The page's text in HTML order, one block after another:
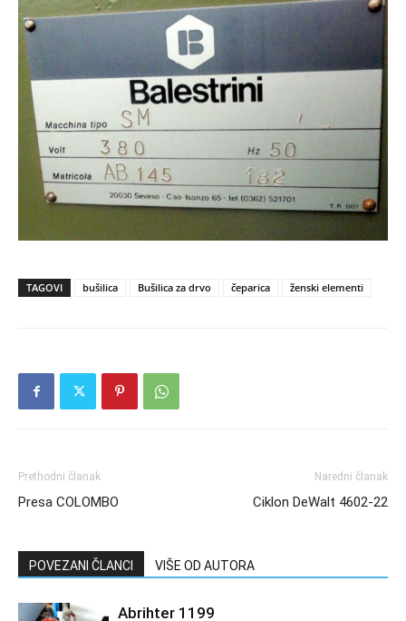
TAGOVI bušilica Bušilica za drvo čeparica ženski elementi
Prethodni članak
Presa COLOMBO
Naredni članak
Ciklon DeWalt 4602-22
POVEZANI ČLANCI VIŠE OD AUTORA
Abrihter 1199